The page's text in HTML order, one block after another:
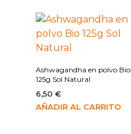
Ashwagandha en polvo Bio
125g Sol Natural
6,50 €
AÑADIR AL CARRITO